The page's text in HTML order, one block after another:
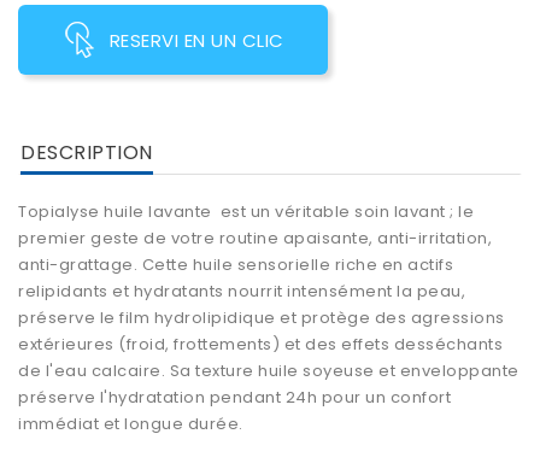
RESERVI EN UN CLIC
DESCRIPTION
Topialyse huile lavante est un véritable soin lavant ; le
premier geste de votre routine apaisante, anti-irritation,
anti-grattage. Cette huile sensorielle riche en actifs
relipidants et hydratants nourrit intensément la peau,
préserve le film hydrolipidique et protège des agressions
extérieures (froid, frottements) et des effets desséchants
de l'eau calcaire. Sa texture huile soyeuse et enveloppante
préserve l'hydratation pendant 24h pour un confort
immédiat et longue durée.